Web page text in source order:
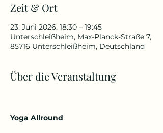
Zeit & Ort
23. Juni 2026, 18:30 – 19:45
Unterschleißheim, Max-Planck-Straße 7,
85716 Unterschleißheim, Deutschland
Über die Veranstaltung
Yoga Allround